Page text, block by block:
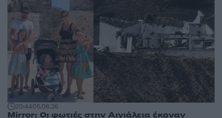
20:4405.08.26
Mirror: Οι φωτιές στην Αιγιάλεια έκαναν